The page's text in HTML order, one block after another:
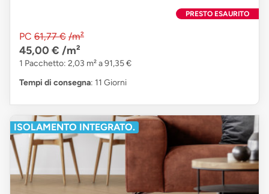
PRESTO ESAURITO
PC 61,77 € /m²
45,00 € /m²
1 Pacchetto: 2,03 m² a 91,35 €
Tempi di consegna: 11 Giorni
ISOLAMENTO INTEGRATO.